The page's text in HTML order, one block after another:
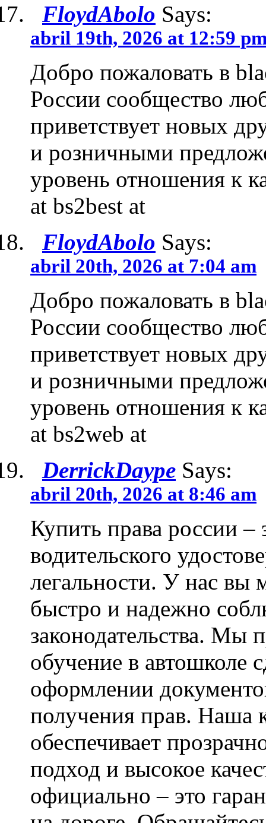
FloydAbolo Says:
abril 19th, 2026 at 12:59
Добро пожаловать в
России сообщество
приветствует новых
и розничными
уровень отношения к
at bs2best at
FloydAbolo Says:
abril 20th, 2026 at 7:04 am
Добро пожаловать в
России сообщество
приветствует новых
и розничными
уровень отношения к
at bs2web at
DerrickDaype Says:
abril 20th, 2026 at 8:46 am
Купить права россии
водительского
легальности. У нас вы
быстро и надежно
законодательства. Мы
обучение в
оформлении
получения прав. Наша
обеспечивает
подход и высокое
официально – это